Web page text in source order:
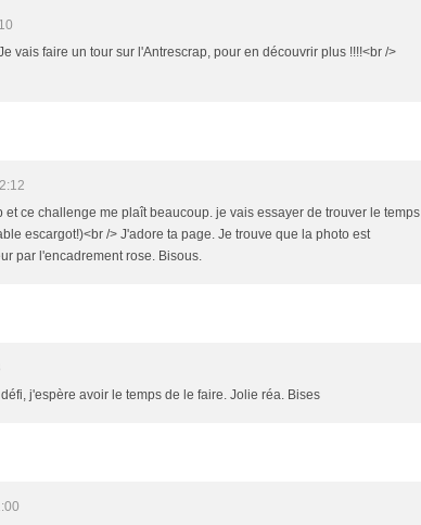
vais faire un tour sur l'Antrescrap, pour en découvrir plus !!!!<br />
et ce challenge me plaît beaucoup. je vais essayer de trouver le temps
escargot!)<br /> J'adore ta page. Je trouve que la photo est
par l'encadrement rose. Bisous.
j'espère avoir le temps de le faire. Jolie réa. Bises